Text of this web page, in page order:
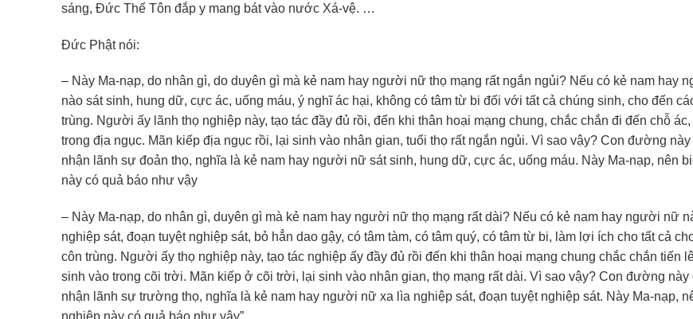
sáng, Đức Thế Tôn đắp y mang bát vào nước Xá-vệ. …
Đức Phật nói:
– Này Ma-nạp, do nhân gì, do duyên gì mà kẻ nam hay người nữ thọ mạng rất ngắn ngủi? Nếu có kẻ nam hay
nào sát sinh, hung dữ, cực ác, uống máu, ý nghĩ ác hại, không có tâm từ bi đối với tất cả chúng sinh, cho đến
trùng. Người ấy lãnh thọ nghiệp này, tạo tác đầy đủ rồi, đến khi thân hoại mạng chung, chắc chắn đi đến chỗ
trong địa ngục. Mãn kiếp địa ngục rồi, lại sinh vào nhân gian, tuổi thọ rất ngắn ngủi. Vì sao vậy? Con đường
nhận lãnh sự đoản thọ, nghĩa là kẻ nam hay người nữ sát sinh, hung dữ, cực ác, uống máu. Này Ma-nạp, nên
này có quả báo như vậy
– Này Ma-nạp, do nhân gì, duyên gì mà kẻ nam hay người nữ thọ mạng rất dài? Nếu có kẻ nam hay người nữ
nghiệp sát, đoạn tuyệt nghiệp sát, bỏ hẳn dao gậy, có tâm tàm, có tâm quý, có tâm từ bi, làm lợi ích cho tất cả
côn trùng. Người ấy thọ nghiệp này, tạo tác nghiệp ấy đầy đủ rồi đến khi thân hoại mạng chung chắc chắn tiến
sinh vào trong cõi trời. Mãn kiếp ở cõi trời, lại sinh vào nhân gian, thọ mạng rất dài. Vì sao vậy? Con đường này
nhận lãnh sự trường thọ, nghĩa là kẻ nam hay người nữ xa lìa nghiệp sát, đoạn tuyệt nghiệp sát. Này Ma-nạp,